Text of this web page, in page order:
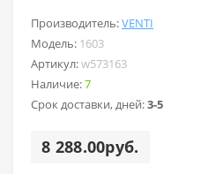
Производитель:VENTI
Модель: 1603
Артикул:w573163
Наличие:7
Срок доставки, дней:3-5
8 288.00руб.